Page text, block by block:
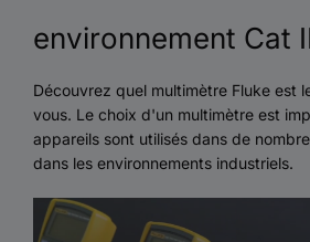
environnement Cat
Découvrez quel multimètre Fluke est
vous. Le choix d'un multimètre est
appareils sont utilisés dans de
dans les environnements industriels.